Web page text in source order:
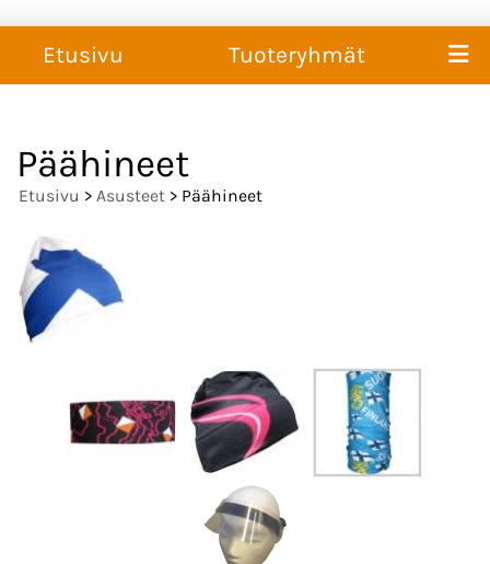
Etusivu Tuoteryhmät
Päähineet
Etusivu > Asusteet > Päähineet